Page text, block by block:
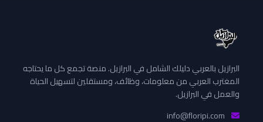
البرازيل بالعربي دليلك الشامل في البرازيل. منصة تجمع كل ما يحتاجه
المغترب العربي من معلومات، وظائف، ومستقلين لتسهيل الحياة
والعمل في البرازيل.